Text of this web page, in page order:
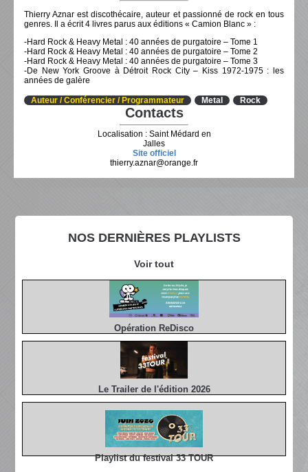
NOS DERNIÈRES PLAYLISTS
Voir tout
Opération ReDisco
Le Trailer de l'édition 2026
Playlist du festival 33 TOUR
Thierry Aznar est discothécaire, auteur et passionné de rock en tous
genres. Il a écrit 4 livres parus aux éditions « Camion Blanc » :
-Hard Rock & Heavy Metal : 40 années de purgatoire – Tome 1
-Hard Rock & Heavy Metal : 40 années de purgatoire – Tome 2
-Hard Rock & Heavy Metal : 40 années de purgatoire – Tome 3
-De New York Groove à Détroit Rock City – Kiss 1972-1975 : les
années de galère
Auteur / Conférencier / Programmateur Metal Rock
Contacts
Localisation : Saint Médard en
Jalles
Site officiel
thierry.aznar@orange.fr